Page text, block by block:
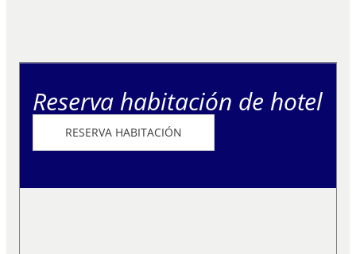
Reserva habitación de hotel
RESERVA HABITACIÓN